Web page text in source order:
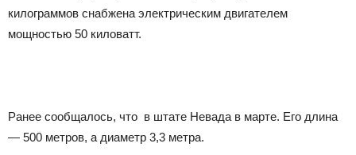
килограммов снабжена электрическим двигателем
мощностью 50 киловатт.
Ранее сообщалось, что в штате Невада в марте. Его длина
— 500 метров, а диаметр 3,3 метра.